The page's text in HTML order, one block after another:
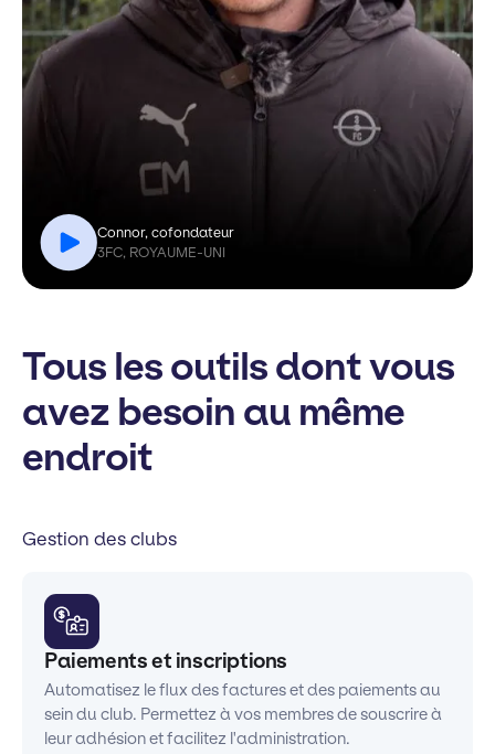
Connor, cofondateur
3FC, ROYAUME-UNI
Tous les outils dont vous
avez besoin au même
endroit
Gestion des clubs
Paiements et inscriptions
Automatisez le flux des factures et des paiements au
sein du club. Permettez à vos membres de souscrire à
leur adhésion et facilitez l'administration.